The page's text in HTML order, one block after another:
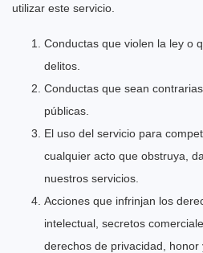
utilizar este servicio.
Conductas que violen la ley o
delitos.
Conductas que sean
públicas.
El uso del servicio para
cualquier acto que obstruya,
nuestros servicios.
Acciones que infrinjan los
intelectual, secretos
derechos de privacidad,